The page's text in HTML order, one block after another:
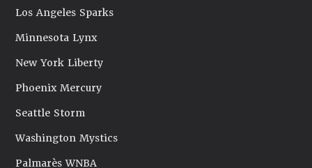
Los Angeles Sparks
Minnesota Lynx
New York Liberty
Phoenix Mercury
Seattle Storm
Washington Mystics
Palmarès WNBA